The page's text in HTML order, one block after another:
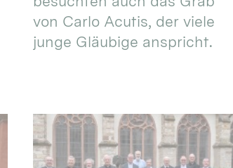
von Carlo Acutis, der viele
junge Gläubige anspricht.